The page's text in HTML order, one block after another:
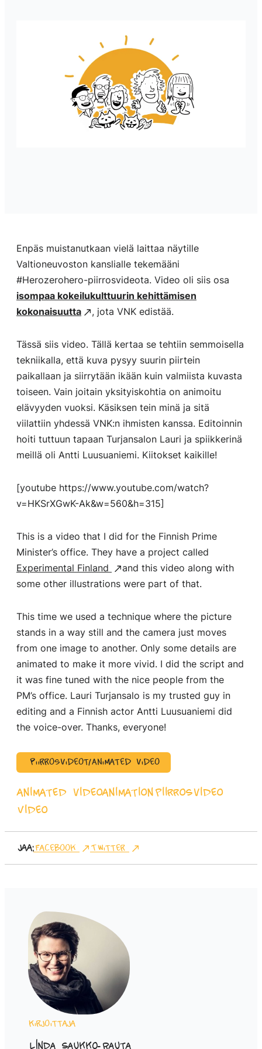
Enpäs muistanutkaan vielä laittaa näytille
Valtioneuvoston kanslialle tekemääni
#Herozerohero-piirrosvideota. Video oli siis osa
isompaa kokeilukulttuurin kehittämisen
kokonaisuutta
, jota VNK edistää.
Tässä siis video. Tällä kertaa se tehtiin semmoisella
tekniikalla, että kuva pysyy suurin piirtein
paikallaan ja siirrytään ikään kuin valmiista kuvasta
toiseen. Vain joitain yksityiskohtia on animoitu
elävyyden vuoksi. Käsiksen tein minä ja sitä
viilattiin yhdessä VNK:n ihmisten kanssa. Editoinnin
hoiti tuttuun tapaan Turjansalon Lauri ja spiikkerinä
meillä oli Antti Luusuaniemi. Kiitokset kaikille!
[youtube https://www.youtube.com/watch?
v=HKSrXGwK-Ak&w=560&h=315]
This is a video that I did for the Finnish Prime
Minister’s office. They have a project called
Experimental Finland
and this video along with
some other illustrations were part of that.
This time we used a technique where the picture
stands in a way still and the camera just moves
from one image to another. Only some details are
animated to make it more vivid. I did the script and
it was fine tuned with the nice people from the
PM’s office. Lauri Turjansalo is my trusted guy in
editing and a Finnish actor Antti Luusuaniemi did
the voice-over. Thanks, everyone!
Piirrosvideot/Animated video
animated videoanimationPiirrosvideo
Video
Jaa:Facebook Twitter
Kirjoittaja
Linda Saukko-Rauta